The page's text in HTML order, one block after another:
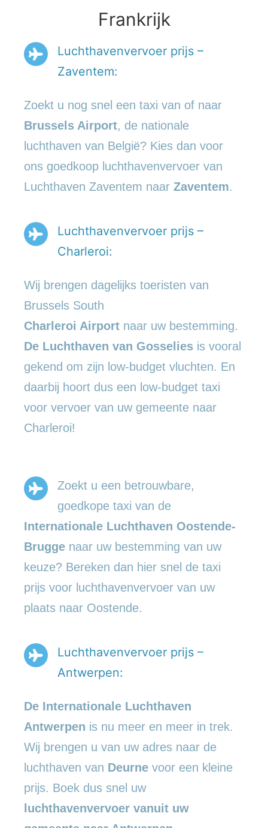
Frankrijk
Luchthavenvervoer prijs –
Zaventem:
Zoekt u nog snel een taxi van of naar
Brussels Airport, de nationale
luchthaven van België? Kies dan voor
ons goedkoop luchthavenvervoer van
Luchthaven Zaventem naar Zaventem.
Luchthavenvervoer prijs –
Charleroi:
Wij brengen dagelijks toeristen van
Brussels South
Charleroi Airport naar uw bestemming.
De Luchthaven van Gosselies is vooral
gekend om zijn low-budget vluchten. En
daarbij hoort dus een low-budget taxi
voor vervoer van uw gemeente naar
Charleroi!
Zoekt u een betrouwbare,
goedkope taxi van de
Internationale Luchthaven Oostende-
Brugge naar uw bestemming van uw
keuze? Bereken dan hier snel de taxi
prijs voor luchthavenvervoer van uw
plaats naar Oostende.
Luchthavenvervoer prijs –
Antwerpen:
De Internationale Luchthaven
Antwerpen is nu meer en meer in trek.
Wij brengen u van uw adres naar de
luchthaven van Deurne voor een kleine
prijs. Boek dus snel uw
luchthavenvervoer vanuit uw